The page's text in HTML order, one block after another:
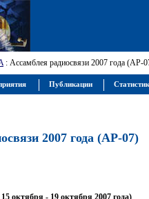
: Ассамблея радиосвязи 2007 года (АР-
2007 года (АР-07)
октября - 19 октября 2007 года)
Публикации